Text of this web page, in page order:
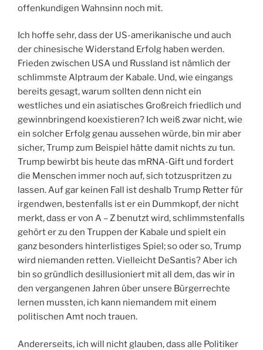
offenkundigen Wahnsinn noch mit.
Ich hoffe sehr, dass der US-amerikanische und auch
der chinesische Widerstand Erfolg haben werden.
Frieden zwischen USA und Russland ist nämlich der
schlimmste Alptraum der Kabale. Und, wie eingangs
bereits gesagt, warum sollten denn nicht ein
westliches und ein asiatisches Großreich friedlich und
gewinnbringend koexistieren? Ich weiß zwar nicht, wie
ein solcher Erfolg genau aussehen würde, bin mir aber
sicher, Trump zum Beispiel hätte damit nichts zu tun.
Trump bewirbt bis heute das mRNA-Gift und fordert
die Menschen immer noch auf, sich totzuspritzen zu
lassen. Auf gar keinen Fall ist deshalb Trump Retter für
irgendwen, bestenfalls ist er ein Dummkopf, der nicht
merkt, dass er von A – Z benutzt wird, schlimmstenfalls
gehört er zu den Truppen der Kabale und spielt ein
ganz besonders hinterlistiges Spiel; so oder so, Trump
wird niemanden retten. Vielleicht DeSantis? Aber ich
bin so gründlich desillusioniert mit all dem, das wir in
den vergangenen Jahren über unsere Bürgerrechte
lernen mussten, ich kann niemandem mit einem
politischen Amt noch trauen.
Andererseits, ich will nicht glauben, dass alle Politiker